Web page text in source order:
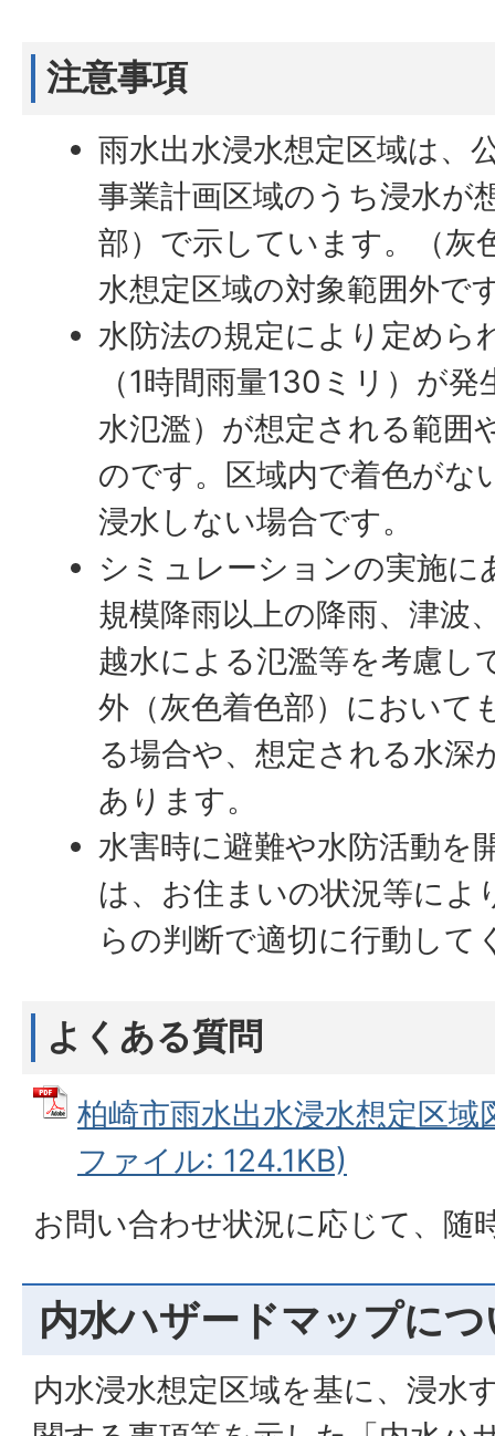
注意事項
雨水出水浸水想定区域は、
事業計画区域のうち浸水が
部）で示しています。（灰
水想定区域の対象範囲外で
水防法の規定により定めら
（1時間雨量130ミリ）が
水氾濫）が想定される範囲
のです。区域内で着色がな
浸水しない場合です。
シミュレーションの実施に
規模降雨以上の降雨、津波
越水による氾濫等を考慮し
外（灰色着色部）において
る場合や、想定される水深
あります。
水害時に避難や水防活動を
は、お住まいの状況等によ
らの判断で適切に行動して
よくある質問
柏崎市雨水出水浸水想定区域
ファイル: 124.1KB)
お問い合わせ状況に応じて、随
内水ハザードマップに
内水浸水想定区域を基に、浸水